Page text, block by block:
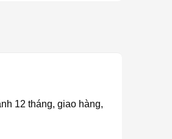
12 tháng, giao hàng,